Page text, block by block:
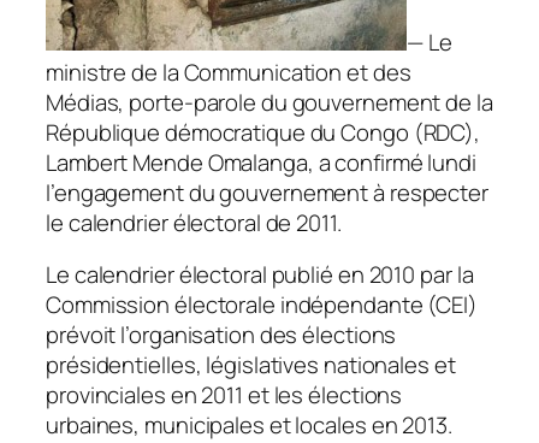
— Le
ministre de la Communication et des
Médias, porte-parole du gouvernement de la
République démocratique du Congo (RDC),
Lambert Mende Omalanga, a confirmé lundi
l’engagement du gouvernement à respecter
le calendrier électoral de 2011.
Le calendrier électoral publié en 2010 par la
Commission électorale indépendante (CEI)
prévoit l’organisation des élections
présidentielles, législatives nationales et
provinciales en 2011 et les élections
urbaines, municipales et locales en 2013.